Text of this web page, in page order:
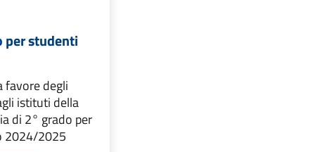
per studenti
favore degli
istituti della
di 2° grado per
2024/2025